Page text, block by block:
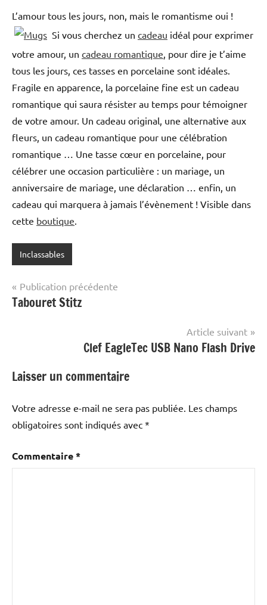
L’amour tous les jours, non, mais le romantisme oui !
Si vous cherchez un cadeau idéal pour exprimer
votre amour, un cadeau romantique , pour dire je t’aime
tous les jours, ces tasses en porcelaine sont idéales.
Fragile en apparence, la porcelaine fine est un cadeau
romantique qui saura résister au temps pour témoigner
de votre amour. Un cadeau original, une alternative aux
fleurs, un cadeau romantique pour une célébration
romantique … Une tasse cœur en porcelaine, pour
célébrer une occasion particulière : un mariage, un
anniversaire de mariage, une déclaration … enfin, un
cadeau qui marquera à jamais l’évènement ! Visible dans
cette boutique
Inclassables
Navigation
de
Publication précédente
Tabouret Stitz
Article suivant
Clef EagleTec USB Nano Flash Drive
Laisser un commentaire
Votre adresse e-mail ne sera pas publiée. Les champs
obligatoires sont indiqués avec *
Commentaire*